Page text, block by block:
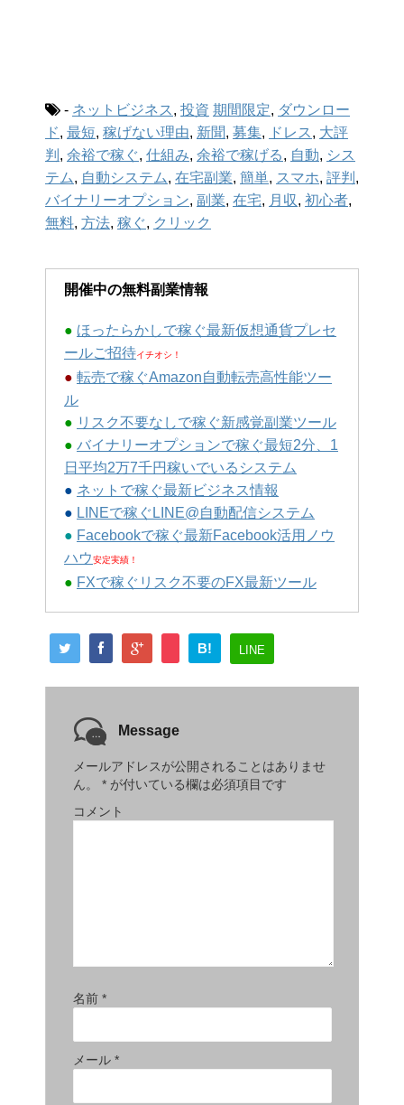
- ネットビジネス , 投資 期間限定, ダウンロー
ド, 最短, 稼げない理由, 新聞, 募集, ドレス , 大評
判 , 余裕で稼ぐ, 仕組み, 余裕で稼げる, 自動, シス
テム, 自動システム, 在宅副業, 簡単, スマホ, 評判 ,
バイナリーオプション, 副業, 在宅, 月収, 初心者,
無料, 方法, 稼ぐ, クリック
開催中の無料副業情報
● ほったらかしで稼ぐ最新仮想通貨プレセ
ールご招待イチオシ！
● 転売で稼ぐAmazon自動転売高性能ツー
ル
● リスク不要なしで稼ぐ新感覚副業ツール
● バイナリーオプションで稼ぐ最短2分、1
日平均2万7千円稼いでいるシステム
● ネットで稼ぐ最新ビジネス情報
● LINEで稼ぐLINE@自動配信システム
● Facebookで稼ぐ最新Facebook活用ノウ
ハウ安定実績！
● FXで稼ぐリスク不要のFX最新ツール
B! LINE
Message
メールアドレスが公開されることはありませ
ん。
* が付いている欄は必須項目です
コメント
名前 *
メール *